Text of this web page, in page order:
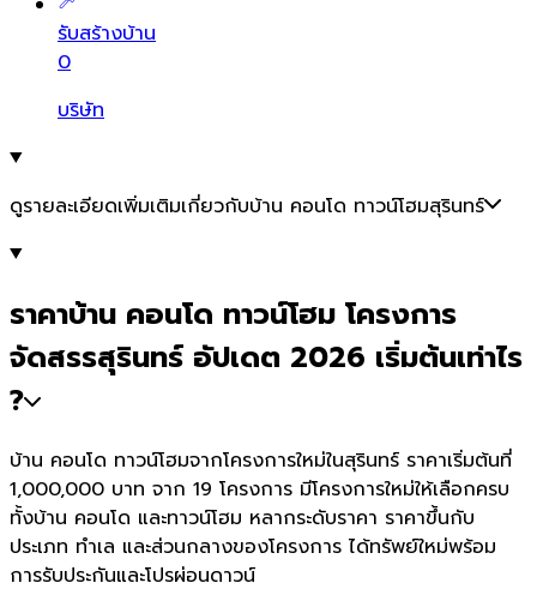
รับสร้างบ้าน
0
บริษัท
ดูรายละเอียดเพิ่มเติมเกี่ยวกับบ้าน คอนโด ทาวน์โฮมสุรินทร์
ราคาบ้าน คอนโด ทาวน์โฮม โครงการ
จัดสรรสุรินทร์ อัปเดต 2026 เริ่มต้นเท่าไร
?
บ้าน คอนโด ทาวน์โฮมจากโครงการใหม่ในสุรินทร์ ราคาเริ่มต้นที่
1,000,000 บาท จาก 19 โครงการ มีโครงการใหม่ให้เลือกครบ
ทั้งบ้าน คอนโด และทาวน์โฮม หลากระดับราคา ราคาขึ้นกับ
ประเภท ทำเล และส่วนกลางของโครงการ ได้ทรัพย์ใหม่พร้อม
การรับประกันและโปรผ่อนดาวน์